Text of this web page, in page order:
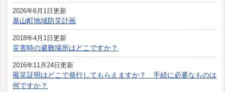
2026年6月1日更新
基山町地域防災計画
2018年4月1日更新
災害時の避難場所はどこですか？
2016年11月24日更新
罹災証明はどこで発行してもらえますか？ 手続に必要なものは
何ですか？